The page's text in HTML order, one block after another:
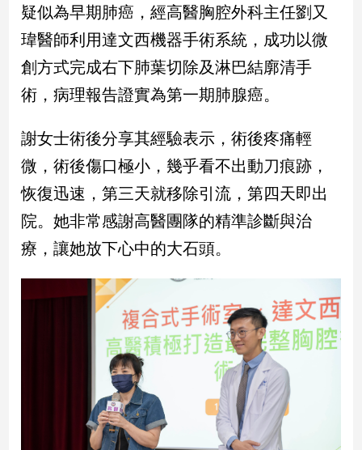
台
灣
觀
點
娛
樂
娛
樂
星
流
行/
疑似為早期肺癌，經高醫胸腔外科主任劉又
瑋醫師利用達文西機器手術系統，成功以微
創方式完成右下肺葉切除及淋巴結廓清手
術，病理報告證實為第一期肺腺癌。
謝女士術後分享其經驗表示，術後疼痛輕
微，術後傷口極小，幾乎看不出動刀痕跡，
恢復迅速，第三天就移除引流，第四天即出
院。她非常感謝高醫團隊的精準診斷與治
療，讓她放下心中的大石頭。